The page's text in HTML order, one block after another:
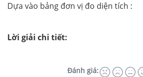
Dựa vào bảng đơn vị đo diện tích :
Lời giải chi tiết:
Đánh giá: